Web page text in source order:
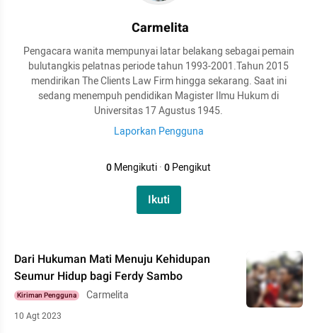
Carmelita
Pengacara wanita mempunyai latar belakang sebagai pemain
bulutangkis pelatnas periode tahun 1993-2001.Tahun 2015
mendirikan The Clients Law Firm hingga sekarang. Saat ini
sedang menempuh pendidikan Magister Ilmu Hukum di
Universitas 17 Agustus 1945.
Laporkan Pengguna
0Mengikuti·0Pengikut
Ikuti
Dari Hukuman Mati Menuju Kehidupan
Seumur Hidup bagi Ferdy Sambo
Kiriman Pengguna Carmelita
10 Agt 2023